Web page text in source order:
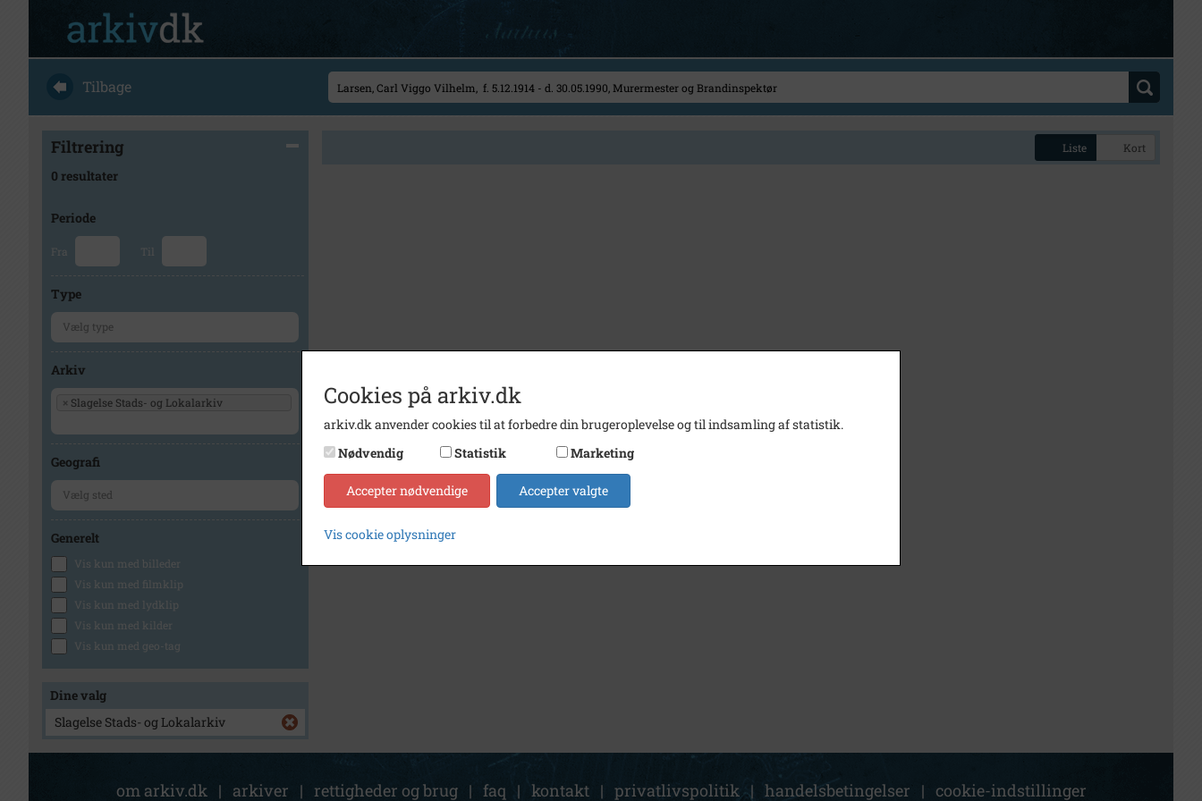
Tilbage
Filtrering
0 resultater
Periode
Fra Til
Type
Arkiv
× Slagelse Stads- og Lokalarkiv
Geografi
Generelt
Vis kun med billeder
Vis kun med filmklip
Vis kun med lydklip
Vis kun med kilder
Vis kun med geo-tag
Dine valg
Slagelse Stads- og Lokalarkiv
Liste Kort
om arkiv.dk | arkiver | rettigheder og brug | faq | kontakt | privatlivspolitik | handelsbetingelser | cookie-indstillinger
Cookies på arkiv.dk
arkiv.dk anvender cookies til at forbedre din brugeroplevelse og til indsamling af statistik.
Nødvendig
Statistik Marketing
Accepter nødvendige Accepter valgte
Vis cookie oplysninger